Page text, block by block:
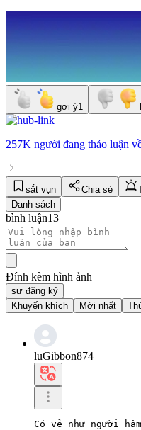
gợi ý1
257K người đang thảo luận
sắt vụn Chia sẻ
Danh sách
bình luận13
Đính kèm hình ảnh
sự đăng ký
Khuyến khích
Mới nhất
luGibbon874
Có vẻ như người